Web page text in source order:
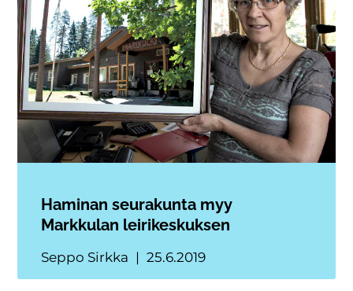
Haminan seurakunta myy
Markkulan leirikeskuksen
Seppo Sirkka 25.6.2019